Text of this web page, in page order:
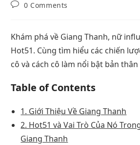
0 Comments
Khám phá về Giang Thanh, nữ
Hot51. Cùng tìm hiểu các chiến
cô và cách cô làm nổi bật bản
Table of Contents
1. Giới Thiệu Về Giang Thanh
2. Hot51 và Vai Trò Của Nó
Giang Thanh